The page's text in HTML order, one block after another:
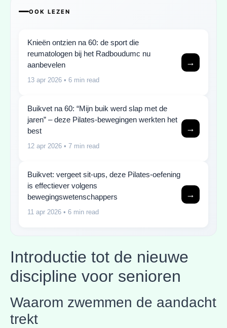
OOK LEZEN
Knieën ontzien na 60: de sport die
reumatologen bij het Radboudumc nu
aanbevelen
13 apr 2026 • 6 min read
→
Buikvet na 60: “Mijn buik werd slap met de
jaren” – deze Pilates-bewegingen werkten het
best
12 apr 2026 • 7 min read
→
Buikvet: vergeet sit-ups, deze Pilates-oefening
is effectiever volgens
bewegingswetenschappers
11 apr 2026 • 6 min read
→
Introductie tot de nieuwe
discipline voor senioren
Waarom zwemmen de aandacht
trekt